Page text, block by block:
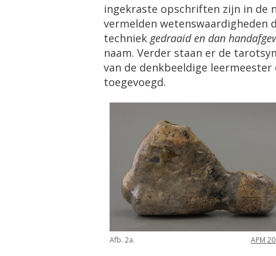
ingekraste opschriften zijn in de
vermelden wetenswaardigheden
techniek gedraaid en dan
naam. Verder staan er de
van de denkbeeldige
toegevoegd.
Afb. 2a. APM